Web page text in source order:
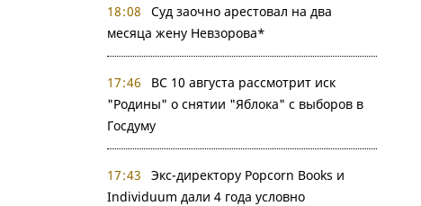
18:08
Суд заочно арестовал на два
месяца жену Невзорова*
17:46
ВС 10 августа рассмотрит иск
"Родины" о снятии "Яблока" с выборов в
Госдуму
17:43
Экс-директору Popcorn Books и
Individuum дали 4 года условно